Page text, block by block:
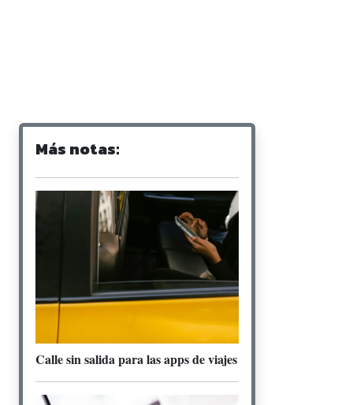
Más notas:
Calle sin salida para las apps de viajes